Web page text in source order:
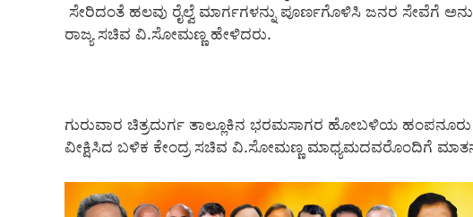
ಸೇರಿದಂತೆ ಹಲವು ರೈಲ್ವೆ ಮಾರ್ಗಗಳನ್ನು ಪೂರ್ಣಗೊಳಿಸಿ ಜನರ ಸೇವೆಗೆ
ರಾಜ್ಯ ಸಚಿವ ವಿ.ಸೋಮಣ್ಣ ಹೇಳಿದರು.
ಗುರುವಾರ ಚಿತ್ರದುರ್ಗ ತಾಲ್ಲೂಕಿನ ಭರಮಸಾಗರ ಹೋಬಳಿಯ ಹಂಪನೂರು
ವೀಕ್ಷಿಸಿದ ಬಳಿಕ ಕೇಂದ್ರ ಸಚಿವ ವಿ.ಸೋಮಣ್ಣ ಮಾಧ್ಯಮದವರೊಂದಿಗೆ